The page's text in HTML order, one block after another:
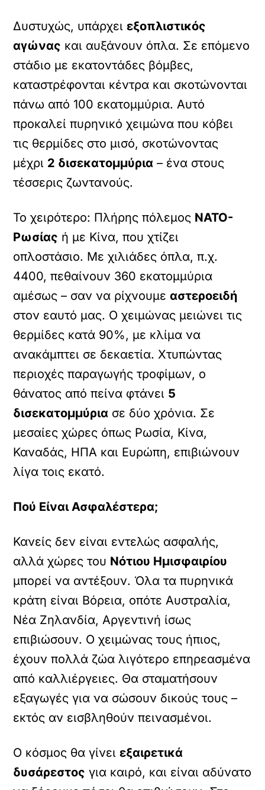
Δυστυχώς, υπάρχειεξοπλιστικός
αγώνας και αυξάνουν όπλα. Σε επόμενο
στάδιο με εκατοντάδες βόμβες,
καταστρέφονται κέντρα και σκοτώνονται
πάνω από 100 εκατομμύρια. Αυτό
προκαλεί πυρηνικό χειμώνα που κόβει
τις θερμίδες στο μισό, σκοτώνοντας
μέχρι 2 δισεκατομμύρια – ένα στους
τέσσερις ζωντανούς.
Το χειρότερο: Πλήρης πόλεμος ΝΑΤΟ-
Ρωσίας ή με Κίνα, που χτίζει
οπλοστάσιο. Με χιλιάδες όπλα, π.χ.
4400, πεθαίνουν 360 εκατομμύρια
αμέσως – σαν να ρίχνουμεαστεροειδή
στον εαυτό μας. Ο χειμώνας μειώνει τις
θερμίδες κατά 90%, με κλίμα να
ανακάμπτει σε δεκαετία. Χτυπώντας
περιοχές παραγωγής τροφίμων, ο
θάνατος από πείνα φτάνει 5
δισεκατομμύρια σε δύο χρόνια. Σε
μεσαίες χώρες όπως Ρωσία, Κίνα,
Καναδάς, ΗΠΑ και Ευρώπη, επιβιώνουν
λίγα τοις εκατό.
Πού Είναι Ασφαλέστερα;
Κανείς δεν είναι εντελώς ασφαλής,
αλλά χώρες του Νότιου Ημισφαιρίου
μπορεί να αντέξουν. Όλα τα πυρηνικά
κράτη είναι Βόρεια, οπότε Αυστραλία,
Νέα Ζηλανδία, Αργεντινή ίσως
επιβιώσουν. Ο χειμώνας τους ήπιος,
έχουν πολλά ζώα λιγότερο επηρεασμένα
από καλλιέργειες. Θα σταματήσουν
εξαγωγές για να σώσουν δικούς τους –
εκτός αν εισβληθούν πεινασμένοι.
Ο κόσμος θα γίνειεξαιρετικά
δυσάρεστος για καιρό, και είναι αδύνατο